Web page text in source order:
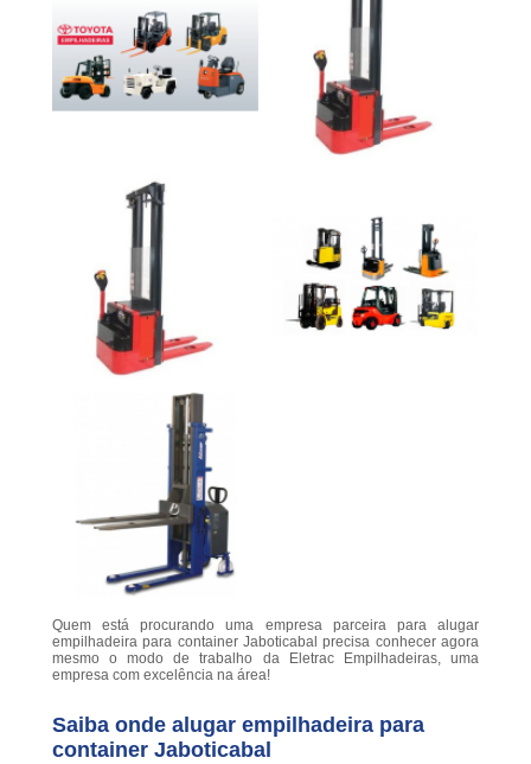
Quem está procurando uma empresa parceira para alugar
empilhadeira para container Jaboticabal precisa conhecer agora
mesmo o modo de trabalho da Eletrac Empilhadeiras, uma
empresa com excelência na área!
Saiba onde alugar empilhadeira para
container Jaboticabal